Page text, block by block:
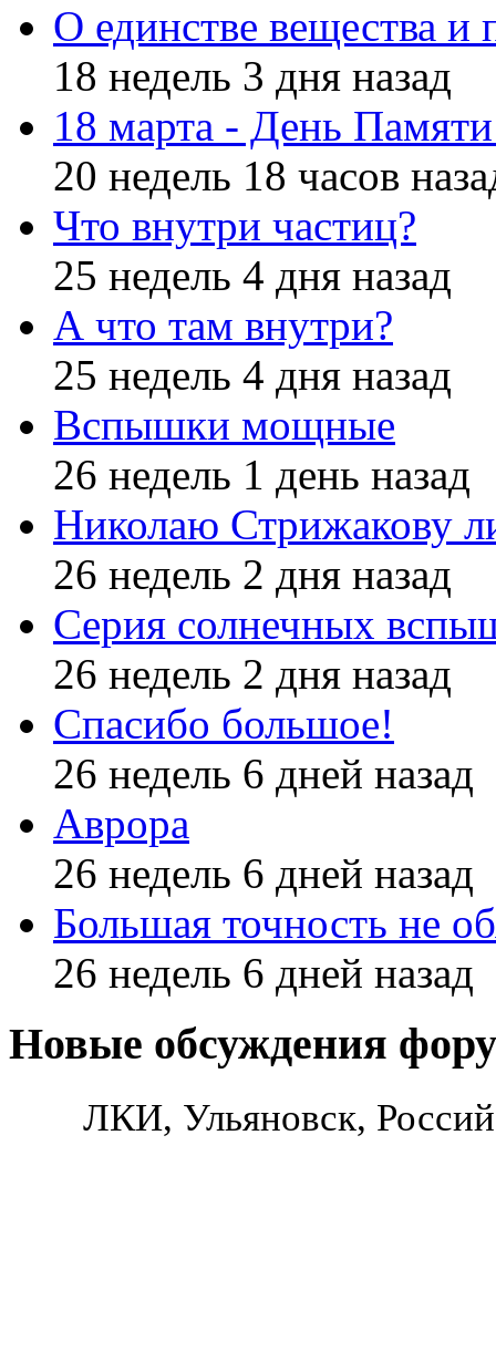
О единстве вещества и
18 недель 3 дня назад
18 марта - День
20 недель 18 часов
Что внутри частиц?
25 недель 4 дня назад
А что там внутри?
25 недель 4 дня назад
Вспышки мощные
26 недель 1 день назад
Николаю Стрижакову
26 недель 2 дня назад
Серия солнечных
26 недель 2 дня назад
Спасибо большое!
26 недель 6 дней назад
Аврора
26 недель 6 дней назад
Большая точность не
26 недель 6 дней назад
Новые обсуждения
ЛКИ, Ульяновск,